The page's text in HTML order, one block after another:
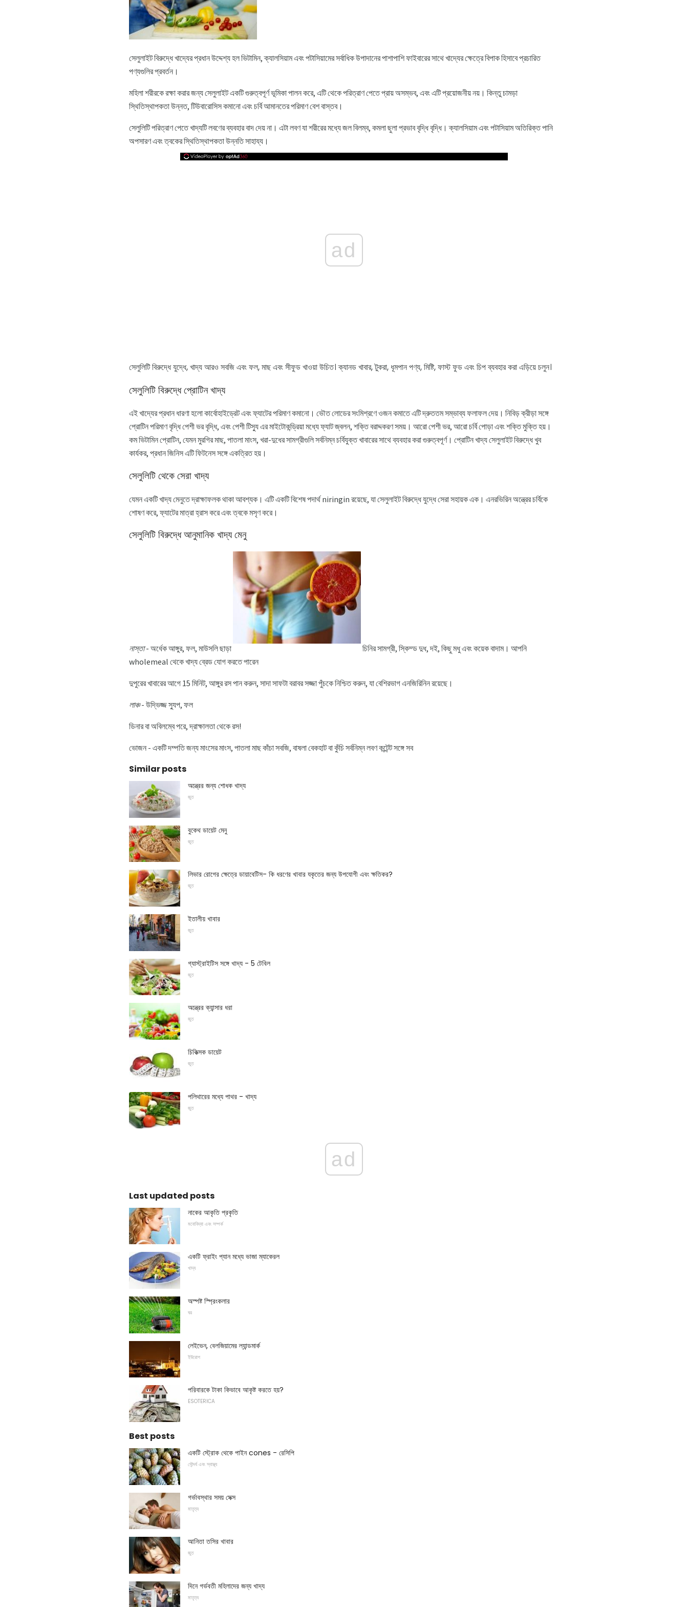
সেলুলাইট বিরুদ্ধে খাদ্যের প্রধান উদ্দেশ্য হল ভিটামিন, ক্যালসিয়াম এবং পটাসিয়ামের সর্বাধিক উপাদানের পাশাপাশি ফাইবারের সাথে খাদ্যের ক্ষেত্রে বিপাক হিসাবে প্রচারিত
পণ্যগুলির প্রবর্তন।
মহিলা শরীরকে রক্ষা করার জন্য সেলুলাইট একটি গুরুত্বপূর্ণ ভূমিকা পালন করে, এটি থেকে পরিত্রাণ পেতে প্রায় অসম্ভব, এবং এটি প্রয়োজনীয় নয়। কিন্তু চামড়া
স্থিতিস্থাপকতা উন্নত, টিউবারোসিস কমানো এবং চর্বি আমানতের পরিমাণ বেশ বাস্তব।
সেলুলিটি পরিত্রাণ পেতে খাদ্যটি লবণের ব্যবহার বাদ দেয় না। এটা লবণ যা শরীরের মধ্যে জল বিলম্ব, কমলা ছুলা প্রভাব বৃদ্ধি বৃদ্ধি। ক্যালসিয়াম এবং পটাসিয়াম অতিরিক্ত পানি
অপসারণ এবং ত্বকের স্থিতিস্থাপকতা উন্নতি সাহায্য।
ad
সেলুলিটি বিরুদ্ধে যুদ্ধে, খাদ্য আরও সবজি এবং ফল, মাছ এবং সীফুড খাওয়া উচিত। ক্যানড খাবার, টুকরা, ধূমপান পণ্য, মিষ্টি, ফাস্ট ফুড এবং চিপ ব্যবহার করা এড়িয়ে চলুন।
সেলুলিটি বিরুদ্ধে প্রোটিন খাদ্য
এই খাদ্যের প্রধান ধারণা হলো কার্বোহাইড্রেট এবং ফ্যাটের পরিমাণ কমানো। ভৌত লোডের সংমিশ্রণে ওজন কমাতে এটি দ্রুততম সম্ভাব্য ফলাফল দেয়। নিবিড় ক্রীড়া সঙ্গে
প্রোটিন পরিমাণ বৃদ্ধি পেশী ভর বৃদ্ধি, এবং পেশী টিস্যু এর মাইটোকন্ড্রিয়া মধ্যে ফ্যাট জ্বলন, শক্তি বরাদ্দকরণ সময়। আরো পেশী ভর, আরো চর্বি পোড়া এবং শক্তি মুক্তি হয়।
কম ভিটামিন প্রোটিন, যেমন মুরগির মাছ, পাতলা মাংস, খরা-দুধের সামগ্রীগুলি সর্বনিম্ন চর্বিযুক্ত খাবারের সাথে ব্যবহার করা গুরুত্বপূর্ণ। প্রোটিন খাদ্য সেলুলাইট বিরুদ্ধে খুব
কার্যকর, প্রধান জিনিস এটি ফিটনেস সঙ্গে একত্রিত হয়।
সেলুলিটি থেকে সেরা খাদ্য
যেমন একটি খাদ্য মেনুতে দ্রাক্ষাফলক থাকা আবশ্যক। এটি একটি বিশেষ পদার্থ niringin রয়েছে, যা সেলুলাইট বিরুদ্ধে যুদ্ধে সেরা সহায়ক এক। এনরভিরিন অন্ত্রের চর্বিকে
শোষণ করে, ফ্যাটের মাত্রা হ্রাস করে এবং ত্বকে মসৃণ করে।
সেলুলিটি বিরুদ্ধে আনুমানিক খাদ্য মেনু
নাস্তা- অর্ধেক আঙ্গুর, ফল, মাউসলি ছাড়া
চিনির সামগ্রী, স্কিম্ড দুধ, দই, কিছু মধু এবং কয়েক বাদাম। আপনি
wholemeal থেকে খাদ্য ব্রেড যোগ করতে পারেন
দুপুরের খাবারের আগে 15 মিনিট, আঙ্গুর রস পান করুন, সাদা সাফটা বরাবর সজ্জা পুঁচকে নিশ্চিত করুন, যা বেশিরভাগ এনজিরিনিন রয়েছে।
লাঞ্চ- উদ্ভিজ্জ স্যুপ, ফল
ডিনার বা অবিলম্বে পরে, দ্রাক্ষালতা থেকে রস!
ভোজন - একটি দম্পতি জন্য মাংসের মাংস, পাতলা মাছ কাঁচা সবজি, বাষলা বেকহাট বা কুঁচি সর্বনিম্ন লবণ কন্টেন্ট সঙ্গে সব
Similar posts
অন্ত্রের জন্য শোধক খাদ্য
জুত
বুকেথ ডায়েট মেনু
জুত
লিভার রোগের ক্ষেত্রে ডায়াবেটিস- কি ধরণের খাবার যকৃতের জন্য উপযোগী এবং ক্ষতিকর?
জুত
ইতালীয় খাবার
জুত
গ্যাস্ট্রাইটিস সঙ্গে খাদ্য - 5 টেবিল
জুত
অন্ত্রের ক্যান্সার ধরা
জুত
চিকিত্সক ডায়েট
জুত
পলিথারের মধ্যে পাথর - খাদ্য
জুত
ad
Last updated posts
নাকের আকৃতি প্রকৃতি
মনোবিদ্যা এবং সম্পর্ক
একটি ফ্রাইং প্যান মধ্যে ভাজা ম্যাকেরল
খাদ্য
অস্পষ্ট স্প্রিংকলার
ঘর
লেইভেন, বেলজিয়ামের ল্যান্ডমার্ক
ইউরোপ
পরিবারকে টাকা কিভাবে আকৃষ্ট করতে হয়?
ESOTERICA
Best posts
একটি স্ট্রোক থেকে পাইন cones - রেসিপি
সৌন্দর্য এবং স্বাস্থ্য
গর্ভাবস্থার সময় সেক্স
মাতৃত্ব
আনিতা তসির খাবার
জুত
দিনে গর্ভবতী মহিলাদের জন্য খাদ্য
মাতৃত্ব